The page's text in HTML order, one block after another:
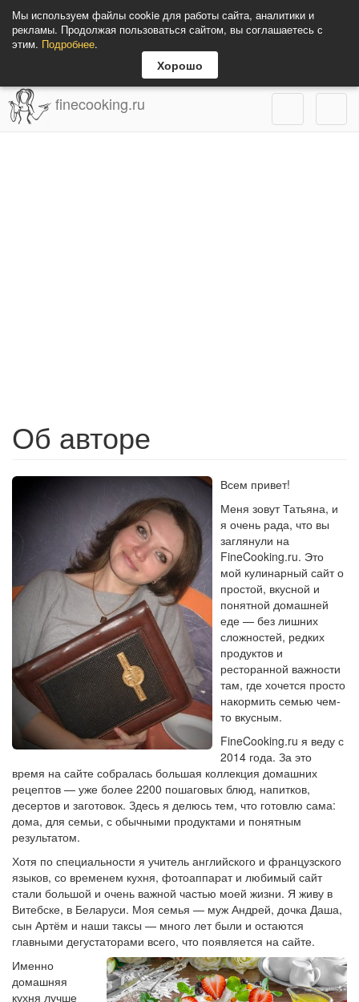
Мы используем файлы cookie для работы сайта, аналитики и
рекламы. Продолжая пользоваться сайтом, вы соглашаетесь с
этим. Подробнее.
Хорошо
finecooking.ru
Об авторе
Всем привет!
Меня зовут Татьяна, и
я очень рада, что вы
заглянули на
FineCooking.ru. Это
мой кулинарный сайт о
простой, вкусной и
понятной домашней
еде — без лишних
сложностей, редких
продуктов и
ресторанной важности
там, где хочется просто
накормить семью чем-
то вкусным.
FineCooking.ru я веду с
2014 года. За это
время на сайте собралась большая коллекция домашних
рецептов — уже более 2200 пошаговых блюд, напитков,
десертов и заготовок. Здесь я делюсь тем, что готовлю сама:
дома, для семьи, с обычными продуктами и понятным
результатом.
Хотя по специальности я учитель английского и французского
языков, со временем кухня, фотоаппарат и любимый сайт
стали большой и очень важной частью моей жизни. Я живу в
Витебске, в Беларуси. Моя семья — муж Андрей, дочка Даша,
сын Артём и наши таксы — много лет были и остаются
главными дегустаторами всего, что появляется на сайте.
Именно
домашняя
кухня лучше